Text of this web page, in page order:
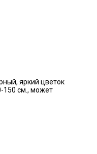
яркий цветок
150 см., может